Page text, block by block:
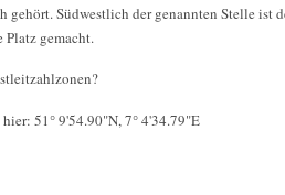
gehört. Südwestlich der genannten Stelle ist
gemacht.
51° 9'54.90"N, 7° 4'34.79"E